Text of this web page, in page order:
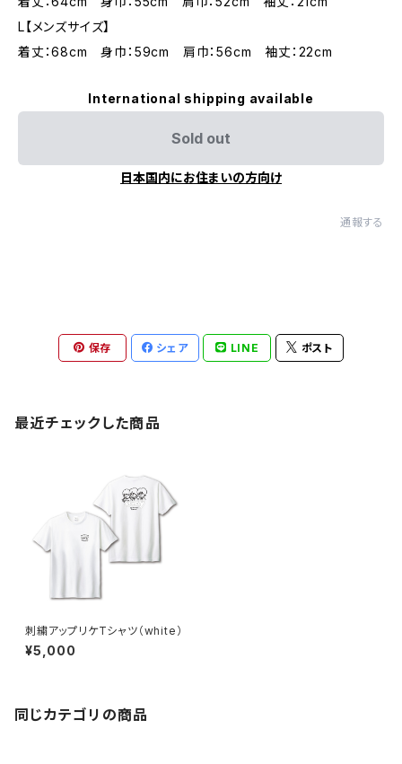
L【メンズサイズ】
着丈：68cm 身巾：59cm 肩巾：56cm 袖丈：22cm
International shipping available
Sold out
日本国内にお住まいの方向け
通報する
保存 シェア LINE ポスト
最近チェックした商品
刺繍アップリケTシャツ（white）
¥5,000
同じカテゴリの商品